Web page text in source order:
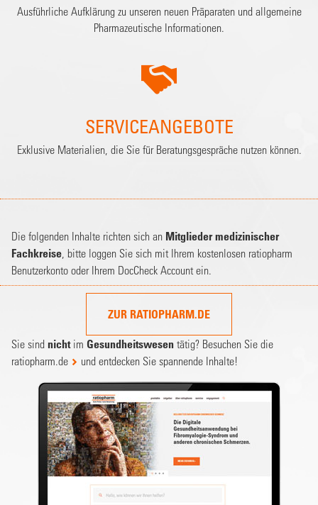
Ausführliche Aufklärung zu unseren neuen Präparaten und allgemeine
Pharmazeutische Informationen.
SERVICEANGEBOTE
Exklusive Materialien, die Sie für Beratungsgespräche nutzen können.
Die folgenden Inhalte richten sich an Mitglieder medizinischer
Fachkreise , bitte loggen Sie sich mit Ihrem kostenlosen ratiopharm
Benutzerkonto oder Ihrem DocCheck Account ein.
Sie sind nicht im Gesundheitswesen tätig? Besuchen Sie die
ratiopharm.de
und entdecken Sie spannende Inhalte!
ZUR RATIOPHARM.DE